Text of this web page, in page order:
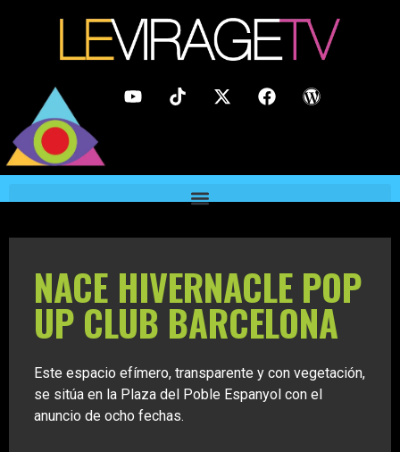
NACE HIVERNACLE POP
UP CLUB BARCELONA
Este espacio efímero, transparente y con vegetación,
se sitúa en la Plaza del Poble Espanyol con el
anuncio de ocho fechas.